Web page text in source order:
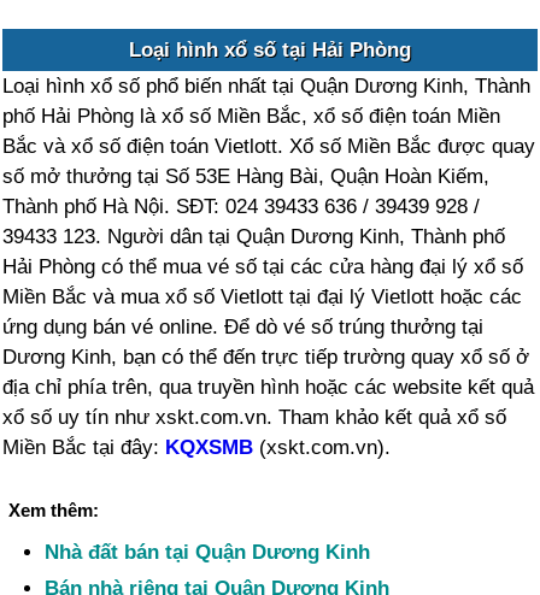
Loại hình xổ số tại Hải Phòng
Loại hình xổ số phổ biến nhất tại Quận Dương Kinh, Thành
phố Hải Phòng là xổ số Miền Bắc, xổ số điện toán Miền
Bắc và xổ số điện toán Vietlott. Xổ số Miền Bắc được quay
số mở thưởng tại Số 53E Hàng Bài, Quận Hoàn Kiếm,
Thành phố Hà Nội. SĐT: 024 39433 636 / 39439 928 /
39433 123. Người dân tại Quận Dương Kinh, Thành phố
Hải Phòng có thể mua vé số tại các cửa hàng đại lý xổ số
Miền Bắc và mua xổ số Vietlott tại đại lý Vietlott hoặc các
ứng dụng bán vé online. Để dò vé số trúng thưởng tại
Dương Kinh, bạn có thể đến trực tiếp trường quay xổ số ở
địa chỉ phía trên, qua truyền hình hoặc các website kết quả
xổ số uy tín như xskt.com.vn. Tham khảo kết quả xổ số
Miền Bắc tại đây: KQXSMB (xskt.com.vn).
Xem thêm:
Nhà đất bán tại Quận Dương Kinh
Bán nhà riêng tại Quận Dương Kinh